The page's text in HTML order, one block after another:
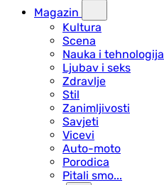
Magazin
Kultura
Scena
Nauka i tehnologija
Ljubav i seks
Zdravlje
Stil
Zanimljivosti
Savjeti
Vicevi
Auto-moto
Porodica
Pitali smo...